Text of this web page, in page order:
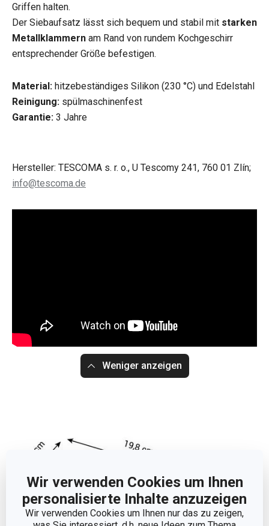
Wir verwenden Cookies um Ihnen
personalisierte Inhalte anzuzeigen
Wir verwenden Cookies um Ihnen nur das zu zeigen,
Griffen halten.
Der Siebaufsatz lässt sich bequem und stabil mit starken
Metallklammern am Rand von rundem Kochgeschirr
entsprechender Größe befestigen.
Material: hitzebeständiges Silikon (230 °C) und Edelstahl
Reinigung: spülmaschinenfest
Garantie: 3 Jahre
Hersteller: TESCOMA s. r. o., U Tescomy 241, 760 01 Zlín;
info@tescoma.de
Weniger anzeigen